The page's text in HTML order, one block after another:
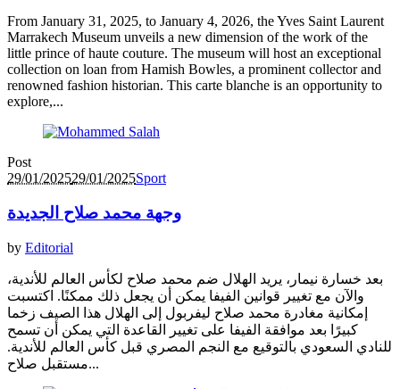
From January 31, 2025, to January 4, 2026, the Yves Saint Laurent
Marrakech Museum unveils a new dimension of the work of the
little prince of haute couture. The museum will host an exceptional
collection on loan from Hamish Bowles, a prominent collector and
renowned fashion historian. This carte blanche is an opportunity to
explore,...
Post
29/01/202529/01/2025Sport
وجهة محمد صلاح الجديدة
by Editorial
بعد خسارة نيمار، يريد الهلال ضم محمد صلاح لكأس العالم للأندية،
والآن مع تغيير قوانين الفيفا يمكن أن يجعل ذلك ممكنًا. اكتسبت
إمكانية مغادرة محمد صلاح ليفربول إلى الهلال هذا الصيف زخما
كبيرًا بعد موافقة الفيفا على تغيير القاعدة التي يمكن أن تسمح
للنادي السعودي بالتوقيع مع النجم المصري قبل كأس العالم للأندية.
مستقبل صلاح...